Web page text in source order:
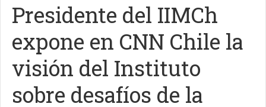
Presidente del IIMCh
expone en CNN Chile la
visión del Instituto
sobre desafíos de la